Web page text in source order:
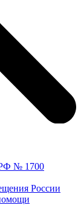
РФ № 1700
России